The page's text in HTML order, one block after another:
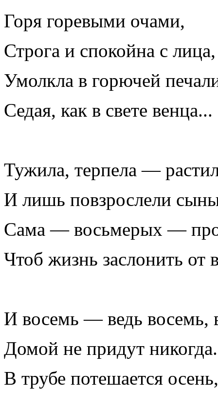
Горя горевыми очами,
Строга и спокойна с лица,
Умолкла в горючей
Седая, как в свете венца...
Тужила, терпела —
И лишь повзрослели
Сама — восьмерых —
Чтоб жизнь заслонить от
И восемь — ведь восемь,
Домой не придут никогда.
В трубе потешается осень,